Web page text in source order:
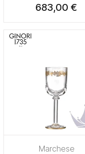
683,00 €
Marchese